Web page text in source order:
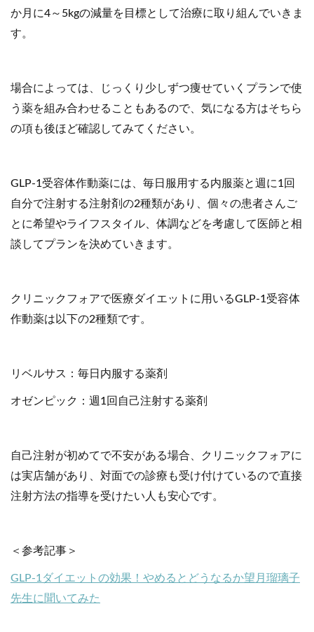
か月に4～5kgの減量を目標として治療に取り組んでいきま
す。
場合によっては、じっくり少しずつ痩せていくプランで使
う薬を組み合わせることもあるので、気になる方はそちら
の項も後ほど確認してみてください。
GLP-1受容体作動薬には、毎日服用する内服薬と週に1回
自分で注射する注射剤の2種類があり、個々の患者さんご
とに希望やライフスタイル、体調などを考慮して医師と相
談してプランを決めていきます。
クリニックフォアで医療ダイエットに用いるGLP-1受容体
作動薬は以下の2種類です。
リベルサス：毎日内服する薬剤
オゼンピック：週1回自己注射する薬剤
自己注射が初めてで不安がある場合、クリニックフォアに
は実店舗があり、対面での診療も受け付けているので直接
注射方法の指導を受けたい人も安心です。
＜参考記事＞
GLP-1ダイエットの効果！やめるとどうなるか望月瑠璃子
先生に聞いてみた